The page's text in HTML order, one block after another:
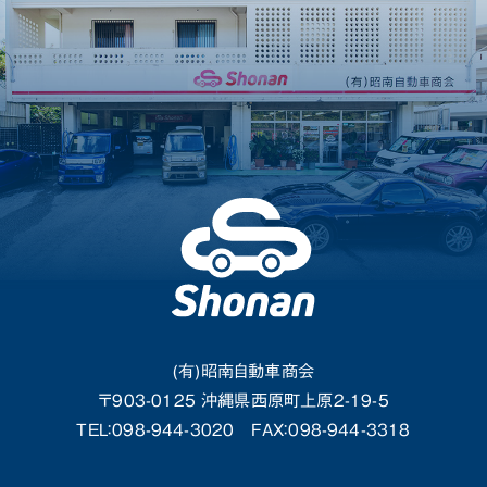
(有)昭南自動車商会
〒903-0125 沖縄県西原町上原2-19-5
TEL：098-944-3020
FAX：098-944-3318